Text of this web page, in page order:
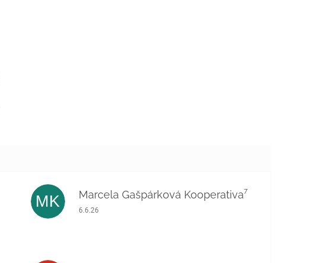
MK Marcela Gašpárková Kooperativa⁷
Hodnotenie obchodu je 5 z 5 hviezdičiek.
6.6.26